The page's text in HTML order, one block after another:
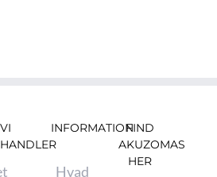
VI
INFORMATION
Hvad
FIND
AKUZOMAS
HER